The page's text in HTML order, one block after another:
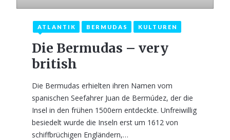
ATLANTIK BERMUDAS KULTUREN
Die Bermudas – very
british
Die Bermudas erhielten ihren Namen vom
spanischen Seefahrer Juan de Bermúdez, der die
Insel in den frühen 1500ern entdeckte. Unfreiwillig
besiedelt wurde die Inseln erst um 1612 von
schiffbrüchigen Engländern,…